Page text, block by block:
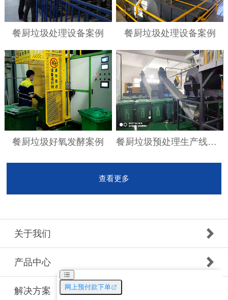
餐厨垃圾处理设备案例 餐厨垃圾处理设备案例
餐厨垃圾好氧发酵案例 餐厨垃圾预处理生产线案例
查看更多
关于我们
产品中心
解决方案